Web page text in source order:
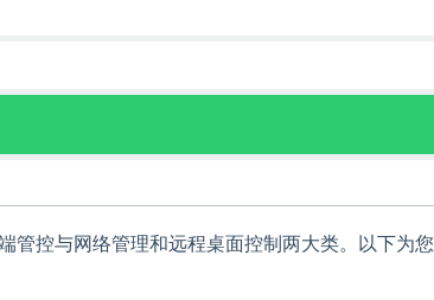
管控与网络管理和远程桌面控制两大类。以下为您